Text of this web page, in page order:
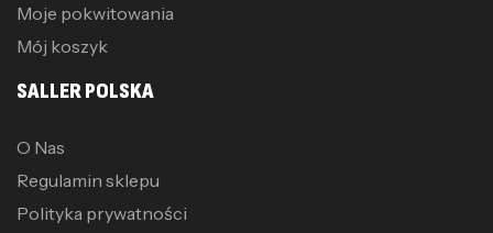
Moje pokwitowania
Mój koszyk
SALLER POLSKA
O Nas
Regulamin sklepu
Polityka prywatności